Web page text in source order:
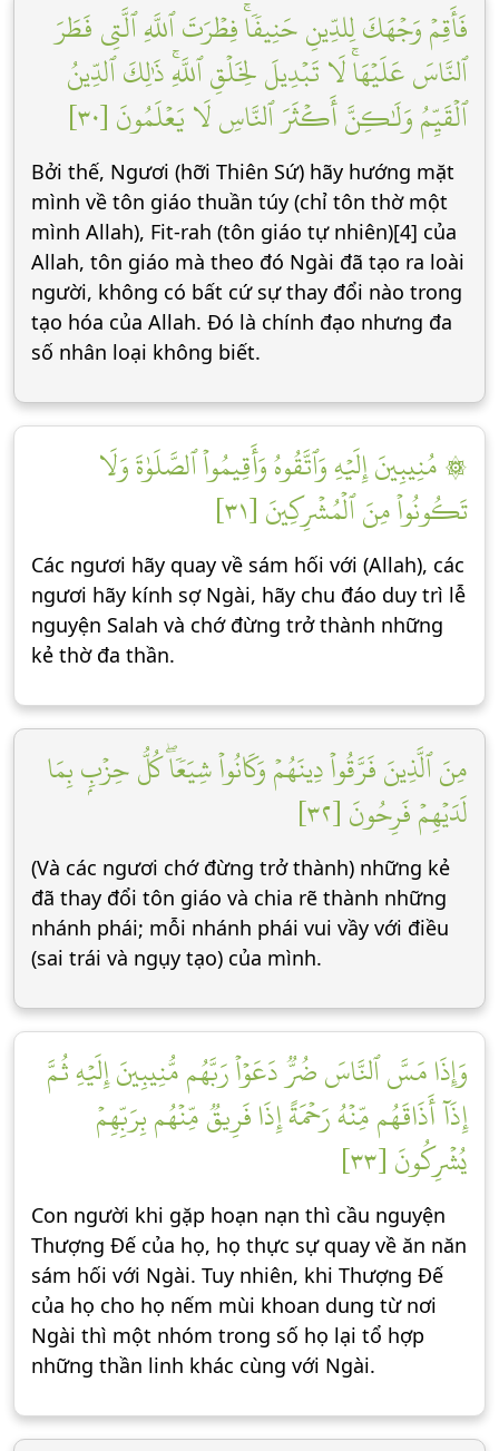
فَأَقِمۡ وَجۡهَكَ لِلدِّينِ حَنِيفٗاۚ فِطۡرَتَ ٱللَّهِ ٱلَّتِي فَطَرَ
ٱلنَّاسَ عَلَيۡهَاۚ لَا تَبۡدِيلَ لِخَلۡقِ ٱللَّهِۚ ذَٰلِكَ ٱلدِّينُ
ٱلۡقَيِّمُ وَلَٰكِنَّ أَكۡثَرَ ٱلنَّاسِ لَا يَعۡلَمُونَ [٣٠]
Bởi thế, Ngươi (hỡi Thiên Sứ) hãy hướng mặt
mình về tôn giáo thuần túy (chỉ tôn thờ một
mình Allah), Fit-rah (tôn giáo tự nhiên)[4] của
Allah, tôn giáo mà theo đó Ngài đã tạo ra loài
người, không có bất cứ sự thay đổi nào trong
tạo hóa của Allah. Đó là chính đạo nhưng đa
số nhân loại không biết.
۞ مُنِيبِينَ إِلَيۡهِ وَٱتَّقُوهُ وَأَقِيمُواْ ٱلصَّلَوٰةَ وَلَا
تَكُونُواْ مِنَ ٱلۡمُشۡرِكِينَ [٣١]
Các ngươi hãy quay về sám hối với (Allah), các
ngươi hãy kính sợ Ngài, hãy chu đáo duy trì lễ
nguyện Salah và chớ đừng trở thành những
kẻ thờ đa thần.
مِنَ ٱلَّذِينَ فَرَّقُواْ دِينَهُمۡ وَكَانُواْ شِيَعٗاۖ كُلُّ حِزۡبِۭ بِمَا
لَدَيۡهِمۡ فَرِحُونَ [٣٢]
(Và các ngươi chớ đừng trở thành) những kẻ
đã thay đổi tôn giáo và chia rẽ thành những
nhánh phái; mỗi nhánh phái vui vầy với điều
(sai trái và ngụy tạo) của mình.
وَإِذَا مَسَّ ٱلنَّاسَ ضُرّٞ دَعَوۡاْ رَبَّهُم مُّنِيبِينَ إِلَيۡهِ ثُمَّ
إِذَآ أَذَاقَهُم مِّنۡهُ رَحۡمَةً إِذَا فَرِيقٞ مِّنۡهُم بِرَبِّهِمۡ
يُشۡرِكُونَ [٣٣]
Con người khi gặp hoạn nạn thì cầu nguyện
Thượng Đế của họ, họ thực sự quay về ăn năn
sám hối với Ngài. Tuy nhiên, khi Thượng Đế
của họ cho họ nếm mùi khoan dung từ nơi
Ngài thì một nhóm trong số họ lại tổ hợp
những thần linh khác cùng với Ngài.